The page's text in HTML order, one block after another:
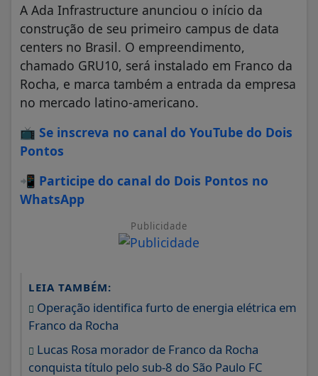
A Ada Infrastructure anunciou o início da
construção de seu primeiro campus de data
centers no Brasil. O empreendimento,
chamado GRU10, será instalado em Franco da
Rocha, e marca também a entrada da empresa
no mercado latino-americano.
📺 Se inscreva no canal do YouTube do Dois
Pontos
📲 Participe do canal do Dois Pontos no
WhatsApp
Publicidade
LEIA TAMBÉM:
Operação identifica furto de energia elétrica em
Franco da Rocha
Lucas Rosa morador de Franco da Rocha
conquista título pelo sub-8 do São Paulo FC